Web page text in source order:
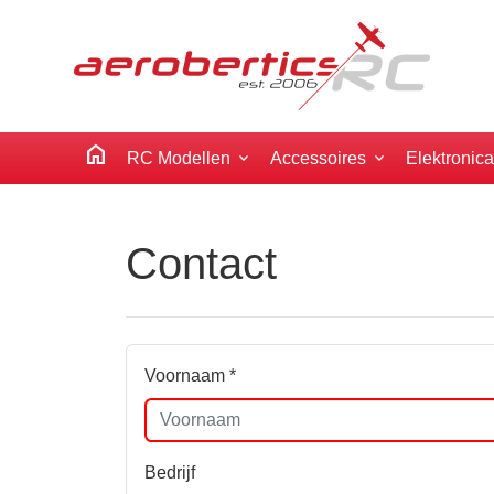
home RC Modellen Accessoires Elektronica
Contact
Voornaam *
Bedrijf